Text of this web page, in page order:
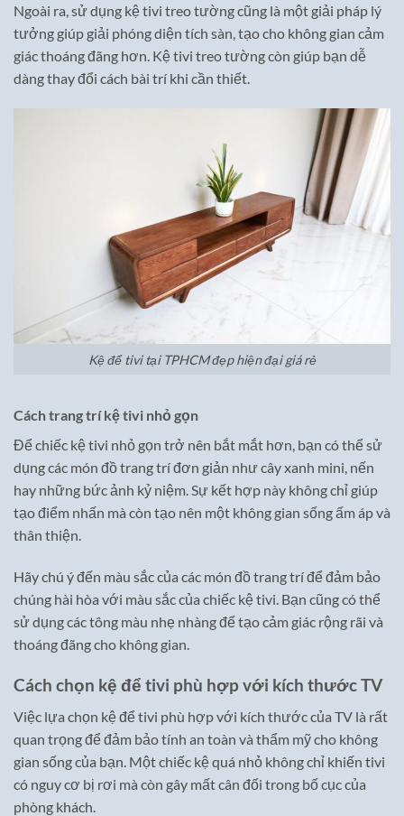
Ngoài ra, sử dụng kệ tivi treo tường cũng là một giải pháp lý
tưởng giúp giải phóng diện tích sàn, tạo cho không gian cảm
giác thoáng đãng hơn. Kệ tivi treo tường còn giúp bạn dễ
dàng thay đổi cách bài trí khi cần thiết.
Kệ để tivi tại TPHCM đẹp hiện đại giá rẻ
Cách trang trí kệ tivi nhỏ gọn
Để chiếc kệ tivi nhỏ gọn trở nên bắt mắt hơn, bạn có thể sử
dụng các món đồ trang trí đơn giản như cây xanh mini, nến
hay những bức ảnh kỷ niệm. Sự kết hợp này không chỉ giúp
tạo điểm nhấn mà còn tạo nên một không gian sống ấm áp và
thân thiện.
Hãy chú ý đến màu sắc của các món đồ trang trí để đảm bảo
chúng hài hòa với màu sắc của chiếc kệ tivi. Bạn cũng có thể
sử dụng các tông màu nhẹ nhàng để tạo cảm giác rộng rãi và
thoáng đãng cho không gian.
Cách chọn kệ để tivi phù hợp với kích thước TV
Việc lựa chọn kệ để tivi phù hợp với kích thước của TV là rất
quan trọng để đảm bảo tính an toàn và thẩm mỹ cho không
gian sống của bạn. Một chiếc kệ quá nhỏ không chỉ khiến tivi
có nguy cơ bị rơi mà còn gây mất cân đối trong bố cục của
phòng khách.